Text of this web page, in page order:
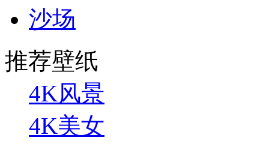
沙场
推荐壁纸
4K风景
4K美女